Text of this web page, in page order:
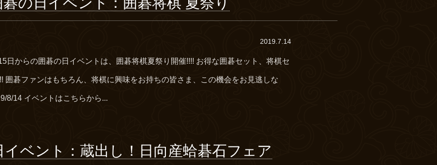
2019.7.14
日からの囲碁の日イベントは、囲碁将棋夏祭り開催!!!! お得な囲碁セット、将棋セ
囲碁ファンはもちろん、将棋に興味をお持ちの皆さま、この機会をお見逃しな
8/14 イベントはこちらから...
イベント：蔵出し！日向産蛤碁石フェア